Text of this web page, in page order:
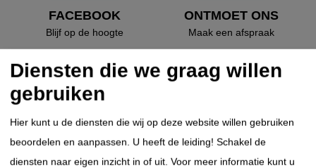
FACEBOOK
Blijf op de hoogte
ONTMOET ONS
Maak een afspraak
Thematisch Brazilië
Duiken & Snorkelen in Brazilie
Kitesurfen in Brazilie
Surfen in Brazilie
Amazone Cruise Brazilie
Autorondreis Brazilie
Avontuurlijk Brazilie
Diensten die we graag willen
gebruiken
Hier kunt u de diensten die wij op deze website willen gebruiken
beoordelen en aanpassen. U heeft de leiding! Schakel de
diensten naar eigen inzicht in of uit. Voor meer informatie kunt u